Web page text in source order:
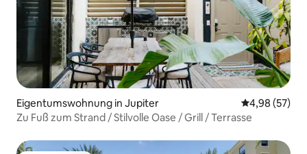
Eigentumswohnung in Jupiter
4,98 (57)
Zu Fuß zum Strand / Stilvolle Oase / Grill / Terrasse